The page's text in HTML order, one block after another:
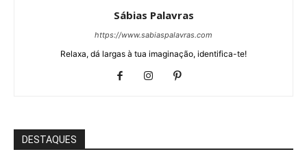
Sábias Palavras
https://www.sabiaspalavras.com
Relaxa, dá largas à tua imaginação, identifica-te!
DESTAQUES